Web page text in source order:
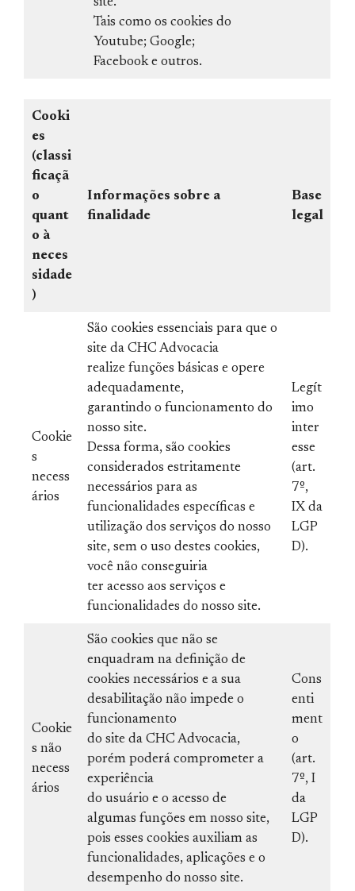
Tais como os cookies do
Youtube; Google;
Facebook e outros.
Cooki
es
(classi
ficaçã
o
quant
o à
neces
sidade
)
Informações sobre a
finalidade
Base
legal
Cookie
s
necess
ários
São cookies essenciais para que o
site da CHC Advocacia
realize funções básicas e opere
adequadamente,
garantindo o funcionamento do
nosso site.
Dessa forma, são cookies
considerados estritamente
necessários para as
funcionalidades específicas e
utilização dos serviços do nosso
site, sem o uso destes cookies,
você não conseguiria
ter acesso aos serviços e
funcionalidades do nosso site.
Legít
imo
inter
esse
(art.
7º,
IX da
LGP
D).
Cookie
s não
necess
ários
São cookies que não se
enquadram na definição de
cookies necessários e a sua
desabilitação não impede o
funcionamento
do site da CHC Advocacia,
porém poderá comprometer a
experiência
do usuário e o acesso de
algumas funções em nosso site,
pois esses cookies auxiliam as
funcionalidades, aplicações e o
desempenho do nosso site.
Cons
enti
ment
o
(art.
7º, I
da
LGP
D).